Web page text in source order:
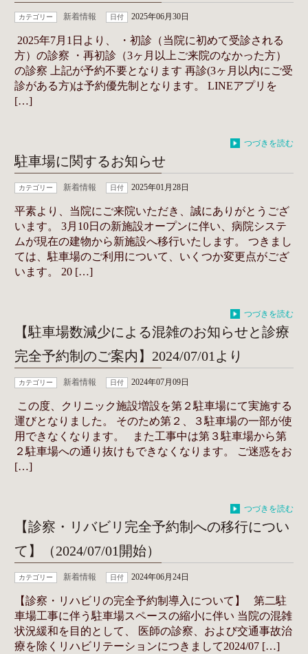
カテゴリー 新着情報 日付 2025年06月30日
2025年7月1日より、 ・初診（当院に初めて受診される
方）の診察 ・再初診（3ヶ月以上ご来院のなかった方）
の診察 上記が予約不要となります 再診(3ヶ月以内にご受
診がある方)は予約優先制となります。 LINEアプリを
[…]
つづきを読む
駐車場に関するお知らせ
カテゴリー 新着情報 日付 2025年01月28日
平素より、当院にご来院いただき、誠にありがとうござ
います。 3月10日の新施設オープンに伴い、病院システ
ムが現在の建物から新施設へ移行いたします。 つきまし
ては、駐車場のご利用について、いくつか変更点がござ
います。 20 […]
つづきを読む
【駐車場数減少による混雑のお知らせと診療
完全予約制のご案内】2024/07/01より
カテゴリー 新着情報 日付 2024年07月09日
この度、クリニック施設増設を第２駐車場にて実施する
運びとなりました。 そのため第２、３駐車場の一部が使
用できなくなります。 また工事中は第３駐車場から第
２駐車場への通り抜けもできなくなります。 ご迷惑をお
[…]
つづきを読む
【診察・リバビリ完全予約制への移行につい
て】（2024/07/01開始）
カテゴリー 新着情報 日付 2024年06月24日
【診察・リハビリの完全予約制導入について】 第二駐
車場工事に伴う駐車場スペースの縮小に伴い 当院の混雑
状況緩和を目的として、 医師の診察、および交通事故治
療を除くリハビリテーションにつきまして2024/07 […]